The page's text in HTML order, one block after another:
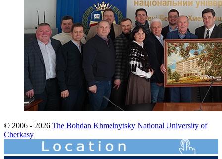
© 2006 - 2026 The Bohdan Khmelnytsky National University of
Cherkasy